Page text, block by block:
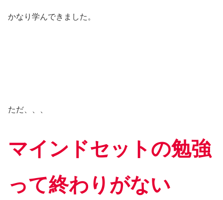
かなり学んできました。
ただ、、、
マインドセットの勉強
って終わりがない